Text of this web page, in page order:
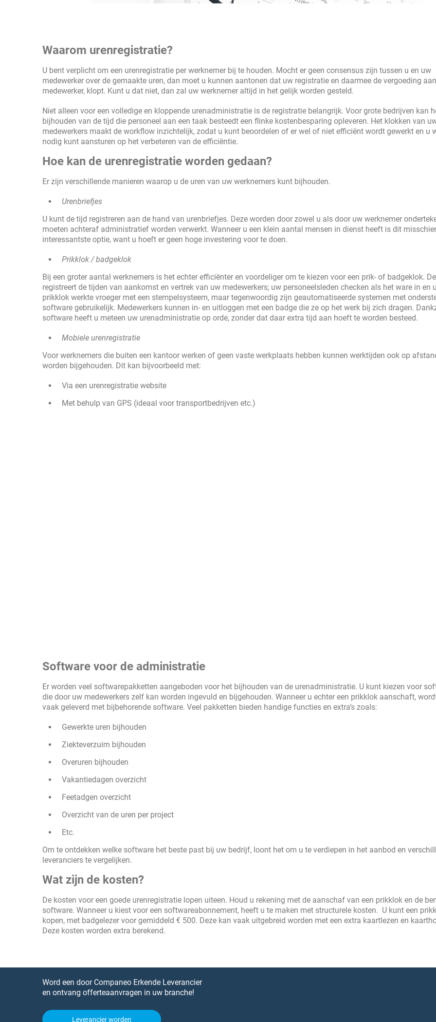
Waarom urenregistratie?
U bent verplicht om een urenregistratie per werknemer bij te houden. Mocht er geen consensus zijn tussen u en uw
medewerker over de gemaakte uren, dan moet u kunnen aantonen dat uw registratie en daarmee de vergoeding
medewerker, klopt. Kunt u dat niet, dan zal uw werknemer altijd in het gelijk worden gesteld.
Niet alleen voor een volledige en kloppende urenadministratie is de registratie belangrijk. Voor grote bedrijven kan
bijhouden van de tijd die personeel aan een taak besteedt een flinke kostenbesparing opleveren. Het klokken van
medewerkers maakt de workflow inzichtelijk, zodat u kunt beoordelen of er wel of niet efficiënt wordt gewerkt en u
nodig kunt aansturen op het verbeteren van de efficiëntie.
Hoe kan de urenregistratie worden gedaan?
Er zijn verschillende manieren waarop u de uren van uw werknemers kunt bijhouden.
Urenbriefjes
U kunt de tijd registreren aan de hand van urenbriefjes. Deze worden door zowel u als door uw werknemer
moeten achteraf administratief worden verwerkt. Wanneer u een klein aantal mensen in dienst heeft is dit
interessantste optie, want u hoeft er geen hoge investering voor te doen.
Prikklok / badgeklok
Bij een groter aantal werknemers is het echter efficiënter en voordeliger om te kiezen voor een prik- of badgeklok.
registreert de tijden van aankomst en vertrek van uw medewerkers; uw personeelsleden checken als het ware in en
prikklok werkte vroeger met een stempelsysteem, maar tegenwoordig zijn geautomatiseerde systemen met
software gebruikelijk. Medewerkers kunnen in- en uitloggen met een badge die ze op het werk bij zich dragen.
software heeft u meteen uw urenadministratie op orde, zonder dat daar extra tijd aan hoeft te worden besteed.
Mobiele urenregistratie
Voor werknemers die buiten een kantoor werken of geen vaste werkplaats hebben kunnen werktijden ook op
worden bijgehouden. Dit kan bijvoorbeeld met:
Via een urenregistratie website
Met behulp van GPS (ideaal voor transportbedrijven etc.)
Software voor de administratie
Er worden veel softwarepakketten aangeboden voor het bijhouden van de urenadministratie. U kunt kiezen voor
die door uw medewerkers zelf kan worden ingevuld en bijgehouden. Wanneer u echter een prikklok aanschaft,
vaak geleverd met bijbehorende software. Veel pakketten bieden handige functies en extra’s zoals:
Gewerkte uren bijhouden
Ziekteverzuim bijhouden
Overuren bijhouden
Vakantiedagen overzicht
Feetadgen overzicht
Overzicht van de uren per project
Etc.
Om te ontdekken welke software het beste past bij uw bedrijf, loont het om u te verdiepen in het aanbod en
leveranciers te vergelijken.
Wat zijn de kosten?
De kosten voor een goede urenregistratie lopen uiteen. Houd u rekening met de aanschaf van een prikklok en de
software. Wanneer u kiest voor een softwareabonnement, heeft u te maken met structurele kosten. U kunt een
kopen, met badgelezer voor gemiddeld € 500. Deze kan vaak uitgebreid worden met een extra kaartlezen en
Deze kosten worden extra berekend.
Word een door Companeo Erkende Leverancier
en ontvang offerteaanvragen in uw branche!
Leverancier worden